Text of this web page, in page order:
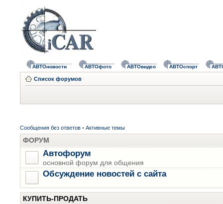
АВТОновости АВТОфото АВТОвидео АВТОспорт
Список форумов
Сообщения без ответов • Активные темы
ФОРУМ
Автофорум
основной форум для общения
Обсуждение новостей с сайта
КУПИТЬ-ПРОДАТЬ